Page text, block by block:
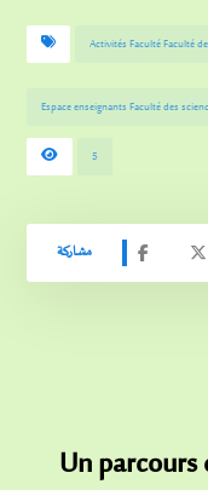
Activités Faculté Faculté
Espace enseignants Faculté des
5
Un